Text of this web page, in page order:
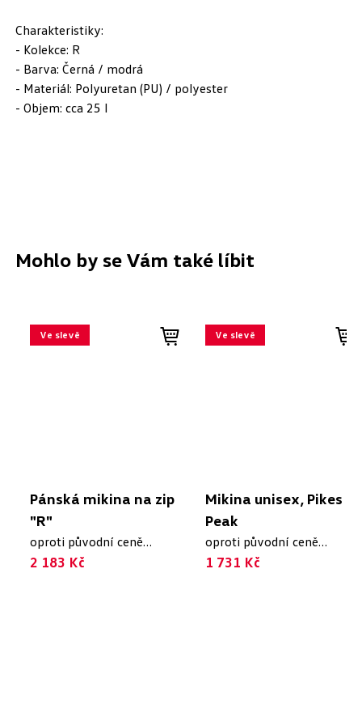
Charakteristiky:
- Kolekce: R
- Barva: Černá / modrá
- Materiál: Polyuretan (PU) / polyester
- Objem: cca 25 l
Mohlo by se Vám také líbit
Ve slevě
Pánská mikina na zip
"R"
oproti původní ceně
2 910 Kč
2 183 Kč
Ve slevě
Mikina unisex, Pikes
Peak
oproti původní ceně
2 473 Kč
1 731 Kč